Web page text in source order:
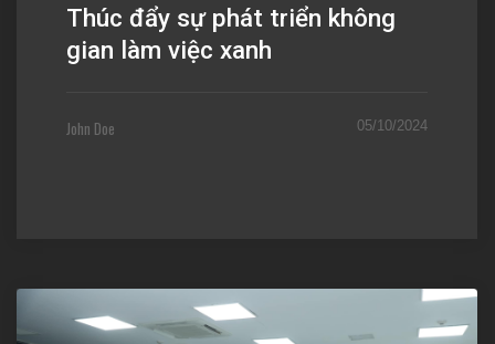
Thúc đẩy sự phát triển không
gian làm việc xanh
John Doe 05/10/2024